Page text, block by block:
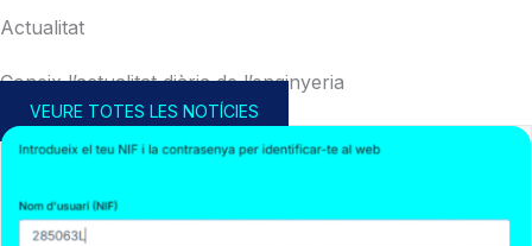
Actualitat
Coneix l’actualitat diària de l’enginyeria
VEURE TOTES LES NOTÍCIES